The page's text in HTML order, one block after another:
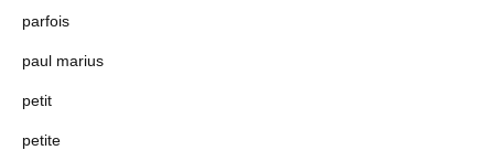
parfois
paul marius
petit
petite